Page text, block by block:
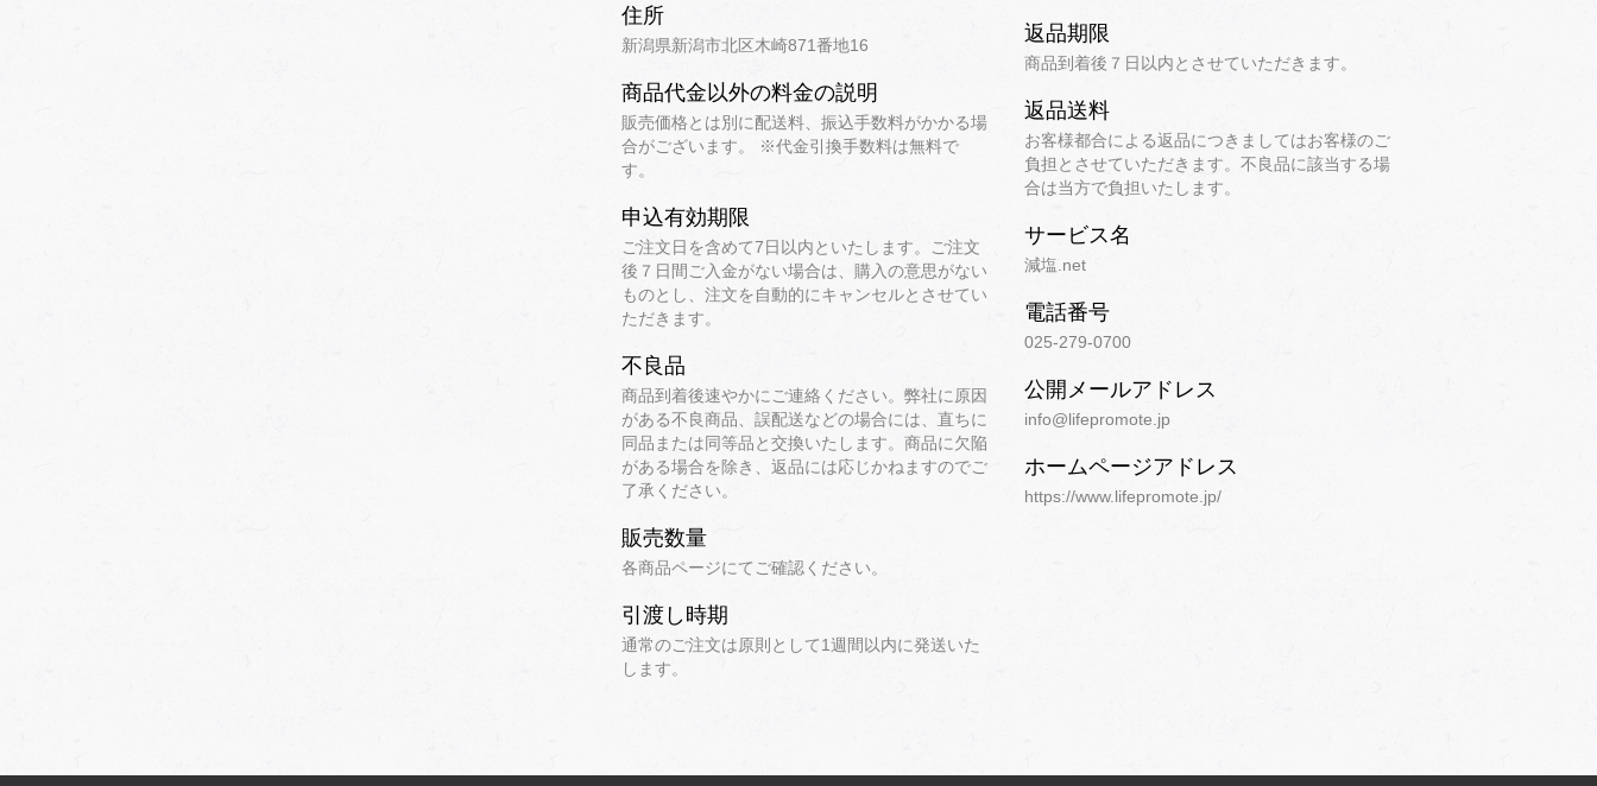
住所
新潟県新潟市北区木崎871番地16
商品代金以外の料金の説明
販売価格とは別に配送料、振込手数料がかかる場
合がございます。 ※代金引換手数料は無料で
す。
申込有効期限
ご注文日を含めて7日以内といたします。ご注文
後７日間ご入金がない場合は、購入の意思がない
ものとし、注文を自動的にキャンセルとさせてい
ただきます。
不良品
商品到着後速やかにご連絡ください。弊社に原因
がある不良商品、誤配送などの場合には、直ちに
同品または同等品と交換いたします。商品に欠陥
がある場合を除き、返品には応じかねますのでご
了承ください。
販売数量
各商品ページにてご確認ください。
引渡し時期
通常のご注文は原則として1週間以内に発送いた
します。
返品期限
商品到着後７日以内とさせていただきます。
返品送料
お客様都合による返品につきましてはお客様のご
負担とさせていただきます。不良品に該当する場
合は当方で負担いたします。
サービス名
減塩.net
電話番号
025-279-0700
公開メールアドレス
info@lifepromote.jp
ホームページアドレス
https://www.lifepromote.jp/